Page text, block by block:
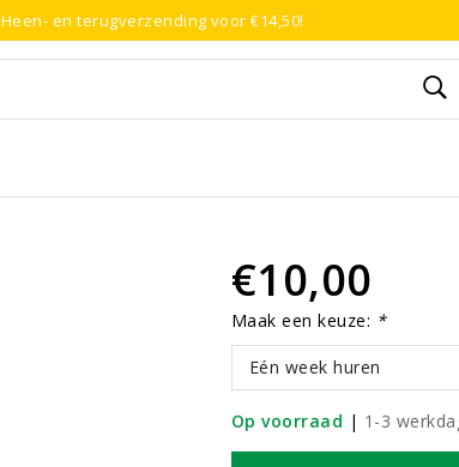
Heen- en terugverzending voor €14,50!
€10,00
Maak een keuze: *
Eén week huren
Op voorraad | 1-3